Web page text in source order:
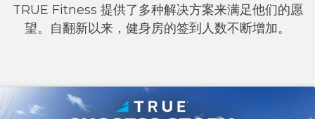
TRUE Fitness 提供了多种解决方案来满足他们的愿
望。自翻新以来，健身房的签到人数不断增加。